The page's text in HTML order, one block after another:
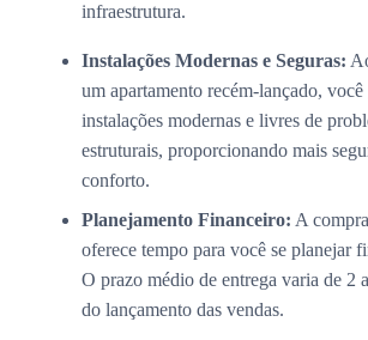
infraestrutura.
Instalações Modernas e Seguras:
um apartamento recém-lançado, você
instalações modernas e livres de
estruturais, proporcionando mais
conforto.
Planejamento Financeiro: A
oferece tempo para você se planejar
O prazo médio de entrega varia de 2
do lançamento das vendas.